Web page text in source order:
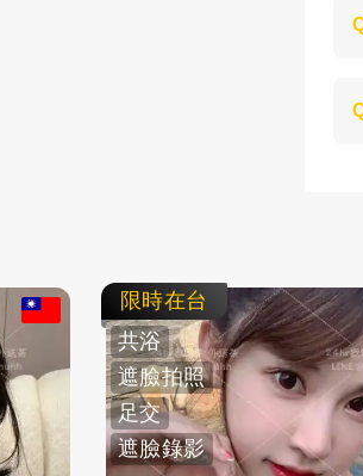
限時在台
共浴
遮臉拍照
足交
遮臉錄影